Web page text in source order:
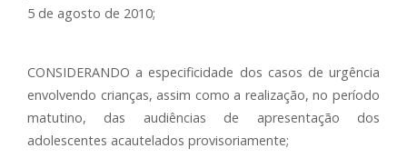
5 de agosto de 2010;
CONSIDERANDO a especificidade dos casos de urgência
envolvendo crianças, assim como a realização, no período
matutino, das audiências de apresentação dos
adolescentes acautelados provisoriamente;